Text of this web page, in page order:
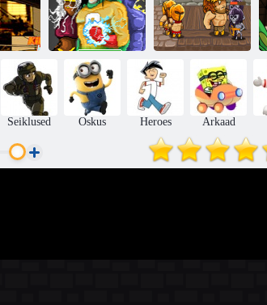
Spider-Man 3:
Päästeameti
Mary Jane
Spider-Man
Mänguasjamuuseum
Transpordifirma
Arva Pixel
Koomiksid
Heroes of
müüdid:
Warriors of
Gods
Seiklused Oskus Heroes Arkaad